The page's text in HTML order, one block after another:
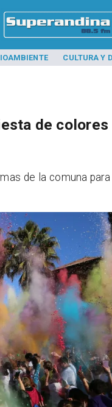
CULTURA Y
de colores
de la comuna